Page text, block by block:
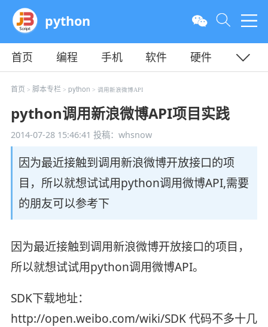
python
首页 编程 手机 软件
硬件
教程
平面 服务器
首页 > 脚本专栏> python > 调用新浪微博API
python调用新浪微博API项目实践
2014-07-28 15:46:41 投稿：whsnow
因为最近接触到调用新浪微博开放接口的项
目，所以就想试试用python调用微博API,需要
的朋友可以参考下
因为最近接触到调用新浪微博开放接口的项目，
所以就想试试用python调用微博API。
SDK下载地址：
http://open.weibo.com/wiki/SDK 代码不多十几